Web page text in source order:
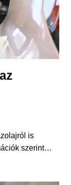
is
szerint…